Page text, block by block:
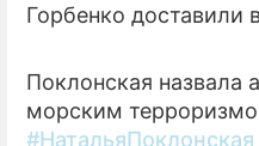
Горбенко доставили
Поклонская назвала
морским
#НатальяПоклонская